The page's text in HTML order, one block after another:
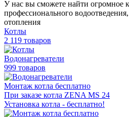
У нас вы сможете найти огромное
профессионального
отопления
Котлы
2 119 товаров
Водонагреватели
999 товаров
Монтаж котла бесплатно
При заказе котла ZENA MS 24
Установка котла - бесплатно!